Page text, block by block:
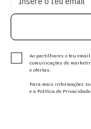
Ao partilhares o teu
comunicações de
e ofertas.
Para mais informações
e a Política de Privacidade.